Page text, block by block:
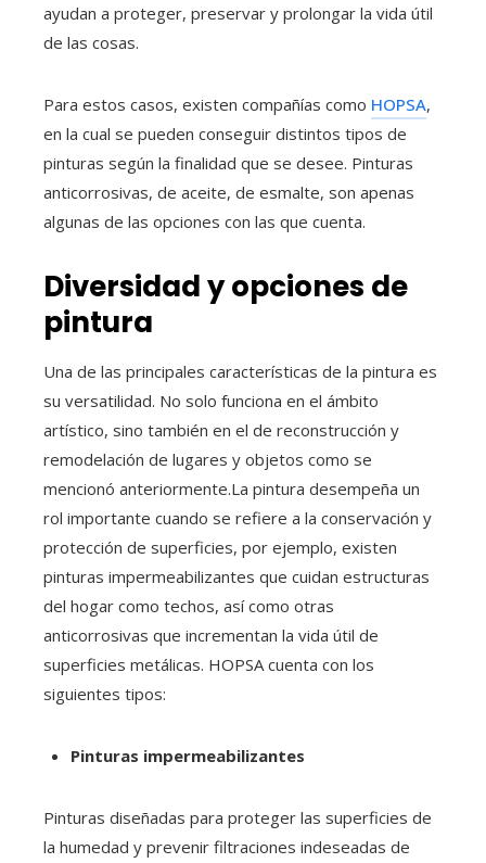
ayudan a proteger, preservar y prolongar la vida útil
de las cosas.
Para estos casos, existen compañías como HOPSA,
en la cual se pueden conseguir distintos tipos de
pinturas según la finalidad que se desee. Pinturas
anticorrosivas, de aceite, de esmalte, son apenas
algunas de las opciones con las que cuenta.
Diversidad y opciones de
pintura
Una de las principales características de la pintura es
su versatilidad. No solo funciona en el ámbito
artístico, sino también en el de reconstrucción y
remodelación de lugares y objetos como se
mencionó anteriormente.La pintura desempeña un
rol importante cuando se refiere a la conservación y
protección de superficies, por ejemplo, existen
pinturas impermeabilizantes que cuidan estructuras
del hogar como techos, así como otras
anticorrosivas que incrementan la vida útil de
superficies metálicas. HOPSA cuenta con los
siguientes tipos:
Pinturas impermeabilizantes
Pinturas diseñadas para proteger las superficies de
la humedad y prevenir filtraciones indeseadas de